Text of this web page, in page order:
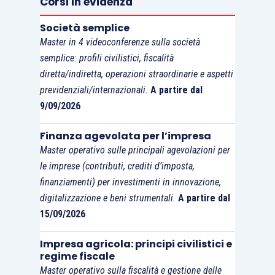
relative all’ammissione, recesso o esclusione
dei soci.
Molta attenzione deve essere posta su queste
delibere, in quanto «la qualità di socio di una
cooperativa
ammissione da parte degli amministratori (articolo
2525 cod. civ.), che ha natura di fatto costitutivo
e che deve essere trascritta nel libro delle
deliberazioni di consiglio e nel libro soci (
Cassazione, ordinanza n. 22794 del
20.10.2020).
Società semplice
Master in 4 videoconferenze sulla società
semplice: profili civilistici, fiscalità
diretta/indiretta, operazioni straordinarie e aspetti
previdenziali/internazionali. A partire dal
9/09/2026
Finanza agevolata per l’impresa
Master operativo sulle principali agevolazioni per
le imprese (contributi, crediti d’imposta,
finanziamenti) per investimenti in innovazione,
digitalizzazione e beni strumentali. A partire dal
15/09/2026
Impresa agricola: principi civilistici e
regime fiscale
Master operativo sulla fiscalità e gestione delle